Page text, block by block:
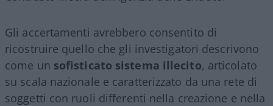
Gli accertamenti avrebbero consentito di
ricostruire quello che gli investigatori descrivono
come un sofisticato sistema illecito, articolato
su scala nazionale e caratterizzato da una rete di
soggetti con ruoli differenti nella creazione e nella